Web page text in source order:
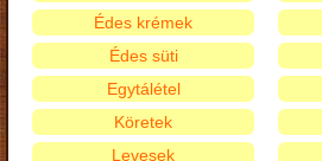
Édes krémek
Édes süti
Egytálétel
Köretek
Levesek